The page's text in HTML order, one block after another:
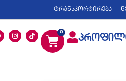
ტრანსპორტირება
0